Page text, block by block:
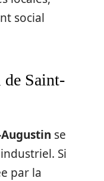
social
Saint-
se
Si
par la